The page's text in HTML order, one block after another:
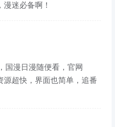
迷必备啊！
国漫日漫随便看，官网
源超快，界面也简单，追番